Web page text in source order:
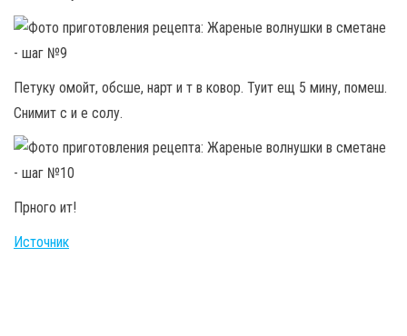
Петуку омойт, обсше, нарт и т в ковор. Туит ещ 5 мину, помеш.
Снимит с и е солу.
Прного ит!
Источник